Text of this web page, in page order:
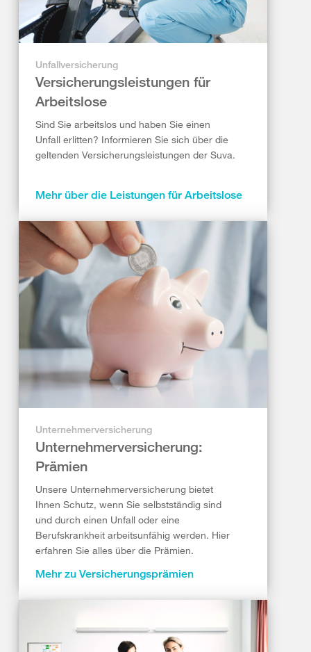
Unfallversicherung
Versicherungsleistungen für
Arbeitslose
Sind Sie arbeitslos und haben Sie einen
Unfall erlitten? Informieren Sie sich über die
geltenden Versicherungsleistungen der Suva.
Mehr über die Leistungen für Arbeitslose
Unternehmerversicherung
Unternehmerversicherung:
Prämien
Unsere Unternehmerversicherung bietet
Ihnen Schutz, wenn Sie selbstständig sind
und durch einen Unfall oder eine
Berufskrankheit arbeitsunfähig werden. Hier
erfahren Sie alles über die Prämien.
Mehr zu Versicherungsprämien